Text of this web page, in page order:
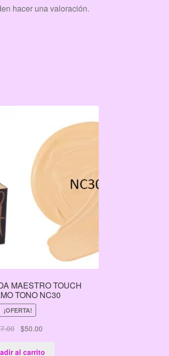
hacer una valoración.
MAESTRO TOUCH
TONO NC30
¡OFERTA!
El
original
$50.00
actual
al carrito